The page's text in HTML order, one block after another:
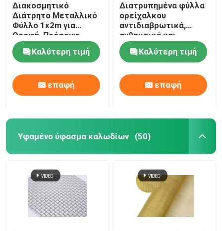
φράκτης καλωδίων μετάλλων
Ενωμένο στενά πλέγμα καλωδίων
Πλέγμα ασφάλειας μετάλλων
Πλέγμα οθόνης φίλτρων
Ενωμένο στενά κιγκλίδωμα χάλυβα
καλάθια gabion
Διακοσμητικό
Διάτρητο Μεταλλικό
Φύλλο 1x2m για
Οροφή, Πρόσοψη,
Διαχωριστικό
Καλύτερη τιμή
επαφή
Διατρυπημένα φύλλα
ορείχαλκου
αντιδιαβρωτικά,
ανθεκτικά και
αισθητικά για την
αρχιτεκτονική και τη
διακόσμηση
Καλύτερη τιμή
επαφή
Υφαμένο ύφασμα καλωδίων (50)